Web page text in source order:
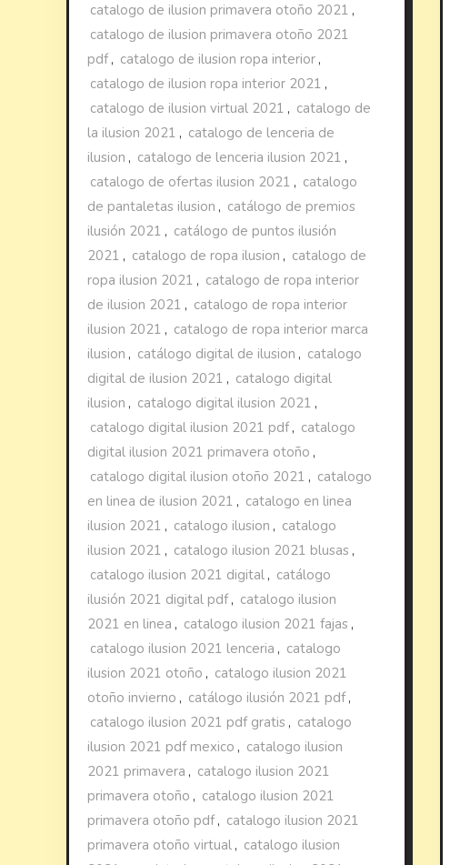
catalogo de ilusion primavera otoño 2021 ,
catalogo de ilusion primavera otoño 2021
pdf, catalogo de ilusion ropa interior ,
catalogo de ilusion ropa interior 2021 ,
catalogo de ilusion virtual 2021 , catalogo de
la ilusion 2021 , catalogo de lenceria de
ilusion , catalogo de lenceria ilusion 2021 ,
catalogo de ofertas ilusion 2021 , catalogo
de pantaletas ilusion , catálogo de premios
ilusión 2021 , catálogo de puntos ilusión
2021 , catalogo de ropa ilusion , catalogo de
ropa ilusion 2021 , catalogo de ropa interior
de ilusion 2021 , catalogo de ropa interior
ilusion 2021 , catalogo de ropa interior marca
ilusion , catálogo digital de ilusion , catalogo
digital de ilusion 2021 , catalogo digital
ilusion , catalogo digital ilusion 2021 ,
catalogo digital ilusion 2021 pdf, catalogo
digital ilusion 2021 primavera otoño ,
catalogo digital ilusion otoño 2021 , catalogo
en linea de ilusion 2021 , catalogo en linea
ilusion 2021 , catalogo ilusion , catalogo
ilusion 2021 , catalogo ilusion 2021 blusas ,
catalogo ilusion 2021 digital , catálogo
ilusión 2021 digital pdf, catalogo ilusion
2021 en linea , catalogo ilusion 2021 fajas ,
catalogo ilusion 2021 lenceria , catalogo
ilusion 2021 otoño , catalogo ilusion 2021
otoño invierno , catálogo ilusión 2021 pdf,
catalogo ilusion 2021 pdf gratis , catalogo
ilusion 2021 pdf mexico , catalogo ilusion
2021 primavera , catalogo ilusion 2021
primavera otoño , catalogo ilusion 2021
primavera otoño pdf, catalogo ilusion 2021
primavera otoño virtual , catalogo ilusion